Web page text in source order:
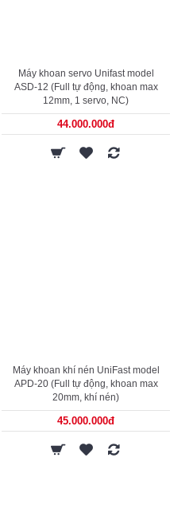
Máy khoan servo Unifast model
ASD-12 (Full tự động, khoan max
12mm, 1 servo, NC)
44.000.000đ
Máy khoan khí nén UniFast model
APD-20 (Full tự động, khoan max
20mm, khí nén)
45.000.000đ